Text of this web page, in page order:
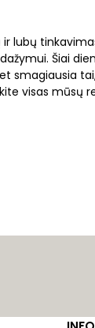
lubų
Šiai
smagiausia
visas mūsų